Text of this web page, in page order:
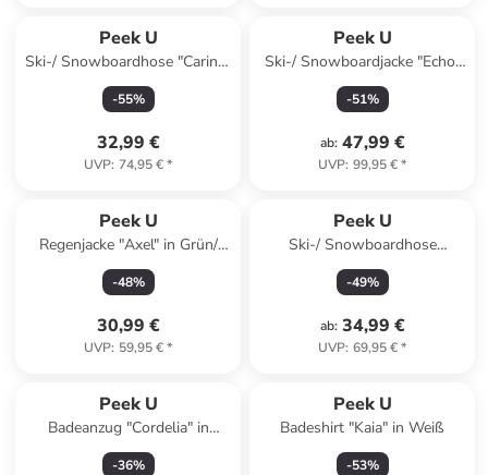
Peek U
Ski-/ Snowboardhose "Carina"
in Lila/ Schwarz
-55%
32,99 €
UVP: 74,95 €*
Peek U
Ski-/ Snowboardjacke "Echo"
in Pink
-51%
ab: 47,99 €
UVP: 99,95 €*
Peek U
Regenjacke "Axel" in Grün/
Dunkelblau
-48%
30,99 €
UVP: 59,95 €*
Peek U
Ski-/ Snowboardhose
"Sapphire" in Pink
-49%
ab: 34,99 €
UVP: 69,95 €*
Peek U
Badeanzug "Cordelia" in
Türkis/ Bunt
-36%
Peek U
Badeshirt "Kaia" in Weiß
-53%